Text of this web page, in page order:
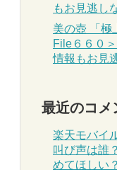
もお見逃し
美の壺 「極
File６６０
情報もお見
最近のコメ
楽天モバイ
叫び声は誰
めてほしい？